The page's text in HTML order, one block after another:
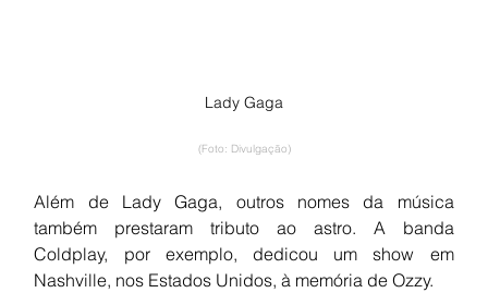
Lady Gaga
(Foto: Divulgação)
Além de Lady Gaga, outros nomes da música
também prestaram tributo ao astro. A banda
Coldplay, por exemplo, dedicou um show em
Nashville, nos Estados Unidos, à memória de Ozzy.